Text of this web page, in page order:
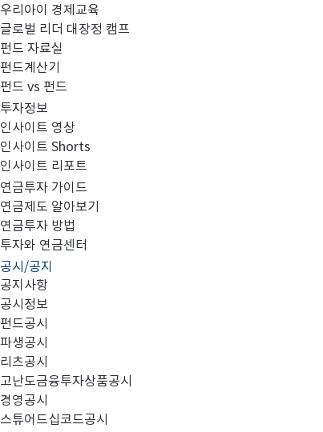
우리아이 경제교육
글로벌 리더 대장정 캠프
펀드 자료실
펀드계산기
펀드 vs 펀드
투자정보
인사이트 영상
인사이트 Shorts
인사이트 리포트
연금투자 가이드
연금제도 알아보기
연금투자 방법
투자와 연금센터
공시/공지
공지사항
공시정보
펀드공시
파생공시
리츠공시
고난도금융투자상품공시
경영공시
스튜어드십코드공시
펀드공시
소규모 펀드 해소 예정사항 안내
미래에셋자산운용 컴플라이언스 외부제출 확인
미래에셋이머징솔루션증권자투자신탁(주식-재간
미래에셋자산운용 2020.07